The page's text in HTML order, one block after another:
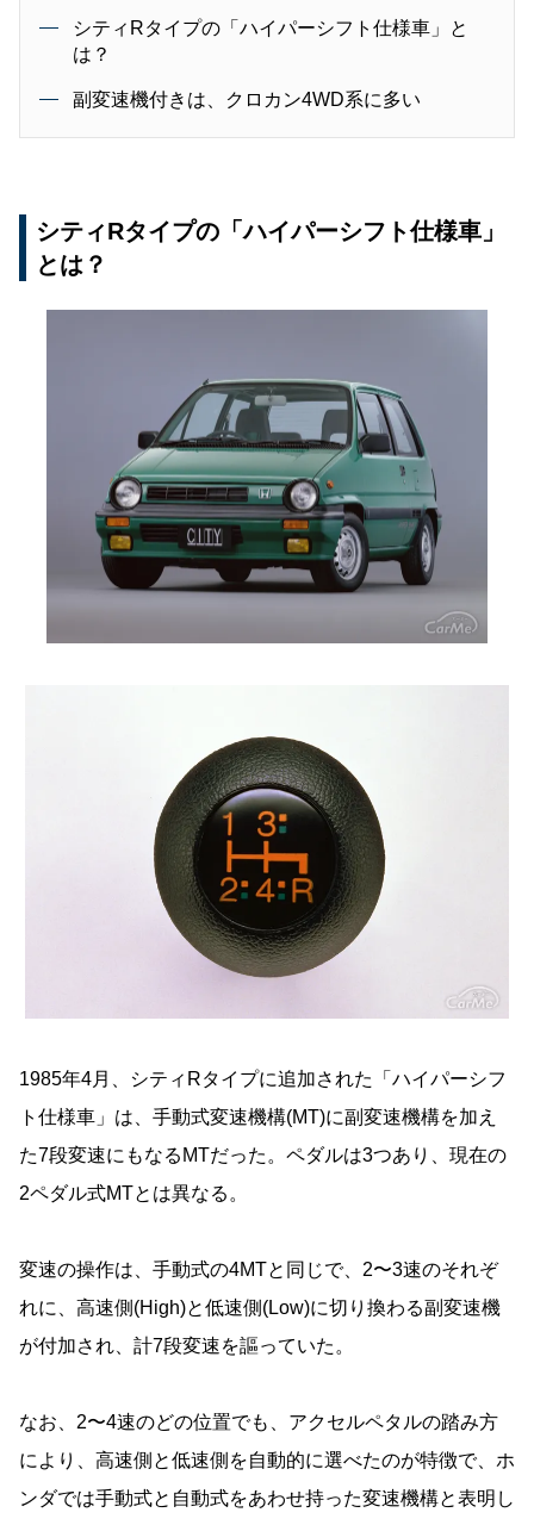
シティRタイプの「ハイパーシフト仕様車」と
は？
副変速機付きは、クロカン4WD系に多い
シティRタイプの「ハイパーシフト仕様車」
とは？
1985年4月、シティRタイプに追加された「ハイパーシフ
ト仕様車」は、手動式変速機構(MT)に副変速機構を加え
た7段変速にもなるMTだった。ペダルは3つあり、現在の
2ペダル式MTとは異なる。
変速の操作は、手動式の4MTと同じで、2〜3速のそれぞ
れに、高速側(High)と低速側(Low)に切り換わる副変速機
が付加され、計7段変速を謳っていた。
なお、2〜4速のどの位置でも、アクセルペタルの踏み方
により、高速側と低速側を自動的に選べたのが特徴で、ホ
ンダでは手動式と自動式をあわせ持った変速機構と表明し